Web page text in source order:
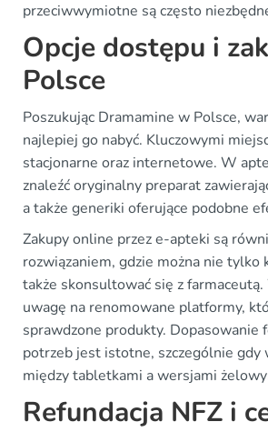
przeciwwymiotne są często
Opcje dostępu i
Polsce
Poszukując Dramamine w Polsce,
najlepiej go nabyć. Kluczowymi
stacjonarne oraz internetowe. W
znaleźć oryginalny preparat
a także generiki oferujące podobne
Zakupy online przez e-apteki są
rozwiązaniem, gdzie można nie tylko
także skonsultować się z
uwagę na renomowane platformy,
sprawdzone produkty. Dopasowanie
potrzeb jest istotne, szczególnie gdy
między tabletkami a wersjami
Refundacja NFZ i